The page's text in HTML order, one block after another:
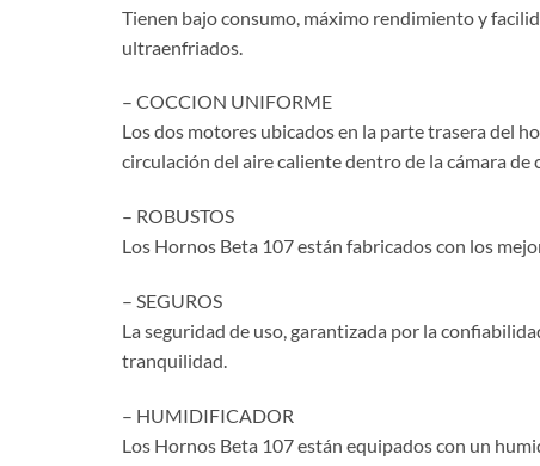
Tienen bajo consumo, máximo rendimiento y
ultraenfriados.
– COCCION UNIFORME
Los dos motores ubicados en la parte trasera del
circulación del aire caliente dentro de la cámara
– ROBUSTOS
Los Hornos Beta 107 están fabricados con los
– SEGUROS
La seguridad de uso, garantizada por la
tranquilidad.
– HUMIDIFICADOR
Los Hornos Beta 107 están equipados con un